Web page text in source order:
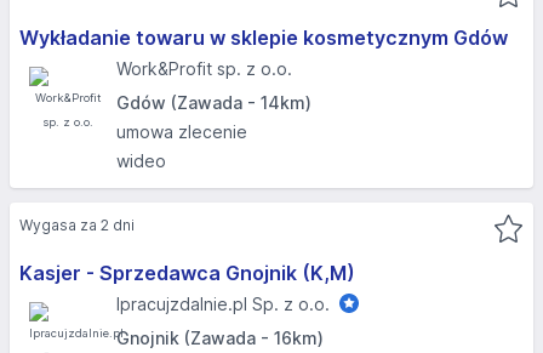
Wykładanie towaru w sklepie kosmetycznym Gdów
Work&Profit sp. z o.o.
Gdów (Zawada - 14km)
umowa zlecenie
wideo
Kasjer - Sprzedawca Gnojnik (K,M)
Ipracujzdalnie.pl Sp. z o.o.
Gnojnik (Zawada - 16km)
Wygasa za 2 dni